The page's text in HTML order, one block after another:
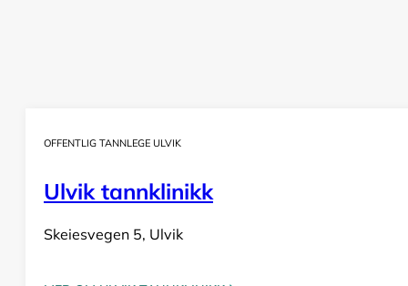
OFFENTLIG TANNLEGE ULVIK
Ulvik tannklinikk
Skeiesvegen 5, Ulvik